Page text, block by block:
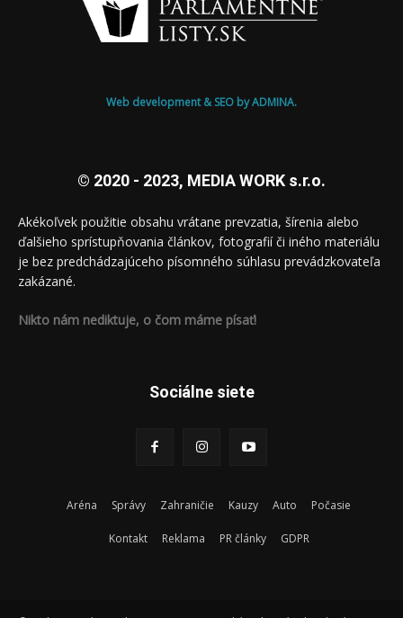
Web development & SEO by ADMINA.
© 2020 - 2023, MEDIA WORK s.r.o.
Akékoľvek použitie obsahu vrátane prevzatia, šírenia alebo
ďalšieho sprístupňovania článkov, fotografií či iného materiálu
je bez predchádzajúceho písomného súhlasu prevádzkovateľa
zakázané.
Nikto nám nediktuje, o čom máme písať!
Sociálne siete
Aréna Správy Zahraničie Kauzy Auto Počasie
Kontakt Reklama PR články GDPR